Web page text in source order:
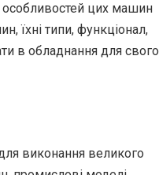
особливостей цих машин
їхні типи, функціонал,
в обладнання для свого
виконання великого